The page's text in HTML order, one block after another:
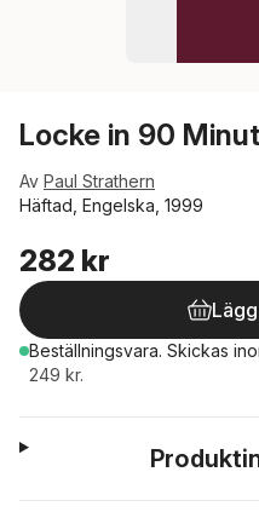
Locke in 90
Av Paul Strathern
Häftad, Engelska, 1999
282 kr
Beställningsvara. Skickas
249 kr.